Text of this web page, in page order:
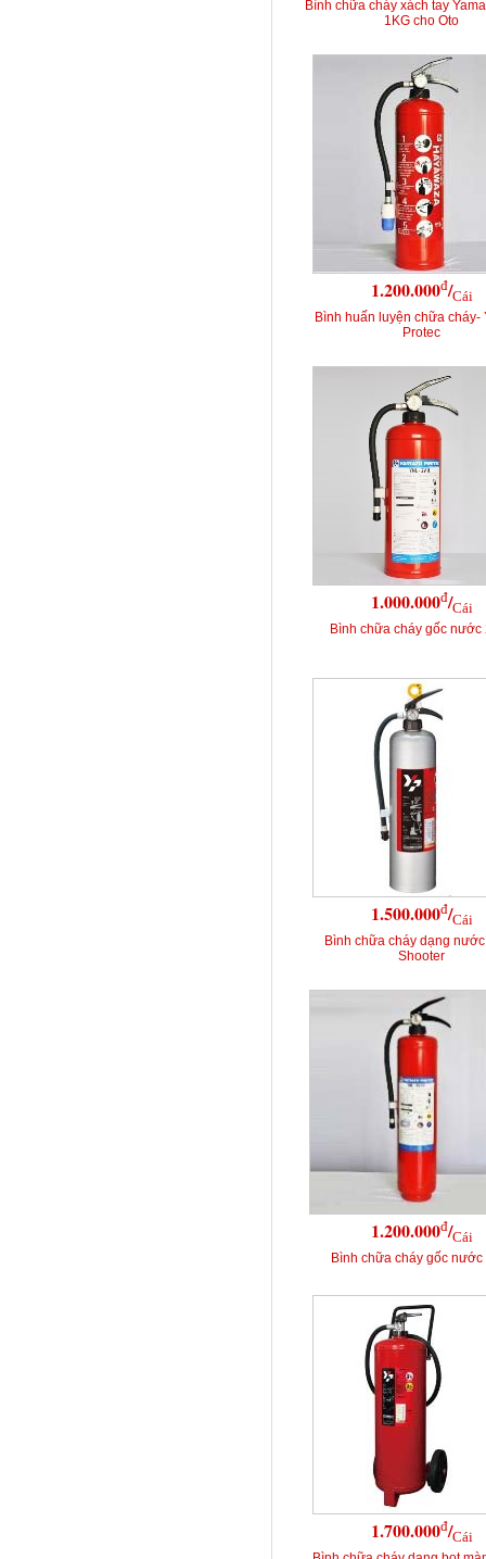
Bình chữa cháy xách tay
1KG cho Oto
1.200.000đ/Cái
Bình huấn luyện chữa cháy-
Protec
1.000.000đ/Cái
Bình chữa cháy gốc nước
1.500.000đ/Cái
Bình chữa cháy dạng
Shooter
1.200.000đ/Cái
Bình chữa cháy gốc nước
1.700.000đ/Cái